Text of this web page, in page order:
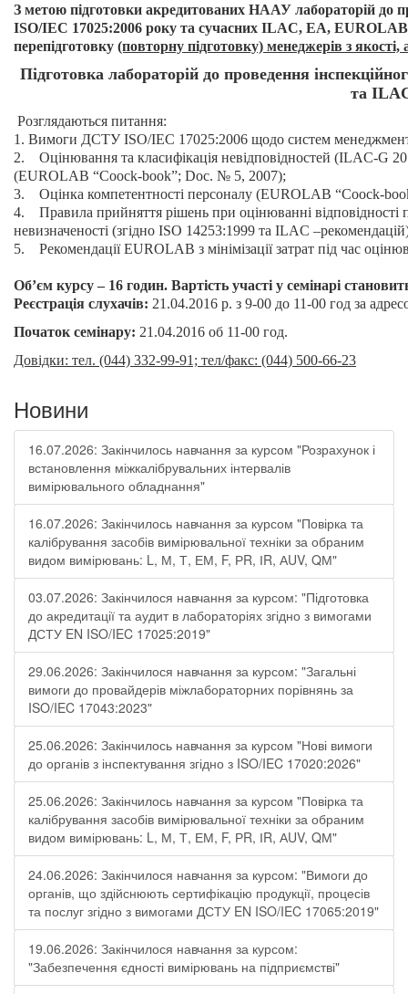
З метою підготовки акредитованих НААУ лабораторій до
ISO/IEC 17025:2006 року та сучасних ILAC, EA,
перепідготовку (повторну підготовку) менеджерів з
Підготовка лабораторій до проведення
та
Розглядаються питання:
1. Вимоги ДСТУ ISO/IEC 17025:2006 щодо систем
2. Оцінювання та класифікація невідповідностей (ILAC-G
(EUROLAB “Coock-book”; Doc. № 5, 2007);
3. Оцінка компетентності персоналу (EUROLAB “Coock-
4. Правила прийняття рішень при оцінюванні відповідності
невизначеності (згідно ISO 14253:1999 та ILAC
5. Рекомендації EUROLAB з мінімізації затрат під час
Об’єм курсу – 16 годин. Вартість участі у семінарі
Реєстрація слухачів: 21.04.2016 р. з 9-00 до 11-00 год за
Початок семінару: 21.04.2016 об 11-00 год.
Довідки: тел. (044) 332-99-91; тел/факс: (044) 500-66-23
Новини
16.07.2026: Закінчилось навчання за курсом "Розрахунок і
встановлення міжкалібрувальних інтервалів
вимірювального обладнання"
16.07.2026: Закінчилось навчання за курсом "Повірка та
калібрування засобів вимірювальної техніки за обраним
видом вимірювань: L, М, Т, ЕМ, F, РR, ІR, АUV, QМ"
03.07.2026: Закінчилося навчання за курсом: "Підготовка
до акредитації та аудит в лабораторіях згідно з вимогами
ДСТУ EN ISO/IEC 17025:2019"
29.06.2026: Закінчилося навчання за курсом: "Загальні
вимоги до провайдерів міжлабораторних порівнянь за
ISO/IEC 17043:2023"
25.06.2026: Закінчилось навчання за курсом "Нові вимоги
до органів з інспектування згідно з ISO/IEC 17020:2026"
25.06.2026: Закінчилось навчання за курсом "Повірка та
калібрування засобів вимірювальної техніки за обраним
видом вимірювань: L, М, Т, ЕМ, F, РR, ІR, АUV, QМ"
24.06.2026: Закінчилося навчання за курсом: "Вимоги до
органів, що здійснюють сертифікацію продукції, процесів
та послуг згідно з вимогами ДСТУ EN ISO/IEC 17065:2019"
19.06.2026: Закінчилося навчання за курсом:
"Забезпечення єдності вимірювань на підприємстві"